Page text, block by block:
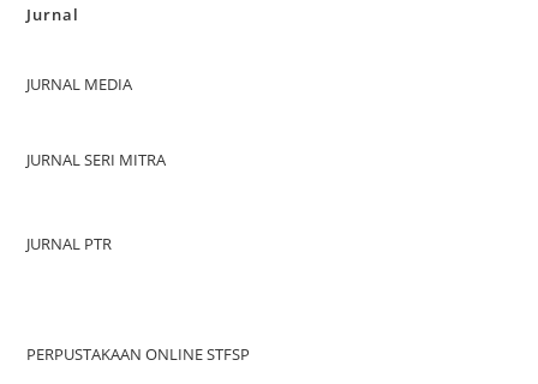
Jurnal
JURNAL MEDIA
JURNAL SERI MITRA
JURNAL PTR
PERPUSTAKAAN ONLINE STFSP